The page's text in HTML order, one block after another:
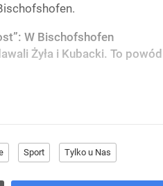
W Bischofshofen
Żyła i Kubacki. To powód
Sport Tylko u Nas